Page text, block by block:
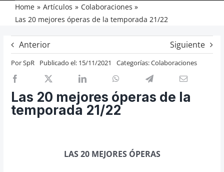
Actual
Artículos
Crítica
Previos de ópera
Cosas de Beckmesser
Home Artículos
Colaboraciones
Las 20 mejores óperas de la temporada 21/22
Anterior Siguiente
PorSpR Publicado el: 15/11/2021 Categorías:Colaboraciones
Las 20 mejores óperas de la
temporada 21/22
LAS 20 MEJORES ÓPERAS